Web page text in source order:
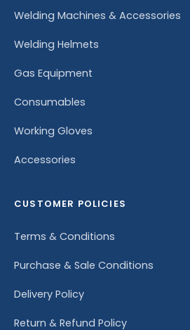
Welding Machines & Accessories
Welding Helmets
Gas Equipment
Consumables
Working Gloves
Accessories
CUSTOMER POLICIES
Terms & Conditions
Purchase & Sale Conditions
Delivery Policy
Return & Refund Policy